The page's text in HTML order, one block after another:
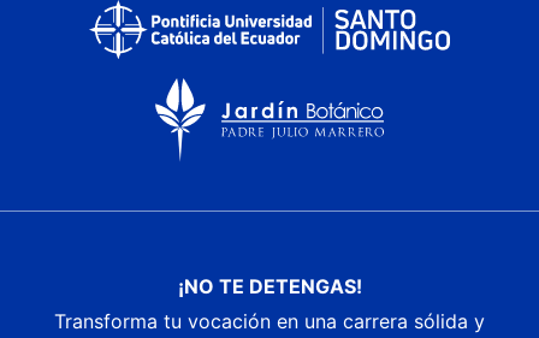
¡NO TE DETENGAS!
Transforma tu vocación en una carrera sólida y